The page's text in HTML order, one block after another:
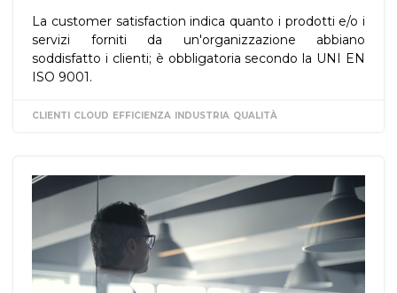
La customer satisfaction indica quanto i prodotti e/o i
servizi forniti da un'organizzazione abbiano
soddisfatto i clienti; è obbligatoria secondo la UNI EN
ISO 9001.
CLIENTI CLOUD EFFICIENZA INDUSTRIA QUALITÀ